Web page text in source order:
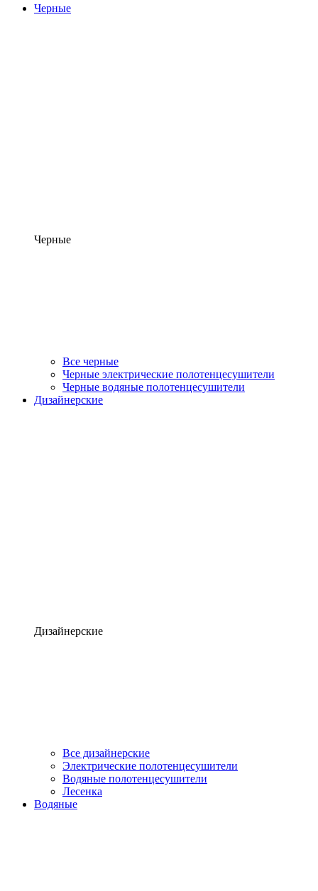
Черные
Черные
Все черные
Черные электрические полотенцесушители
Черные водяные полотенцесушители
Дизайнерские
Дизайнерские
Все дизайнерские
Электрические полотенцесушители
Водяные полотенцесушители
Лесенка
Водяные